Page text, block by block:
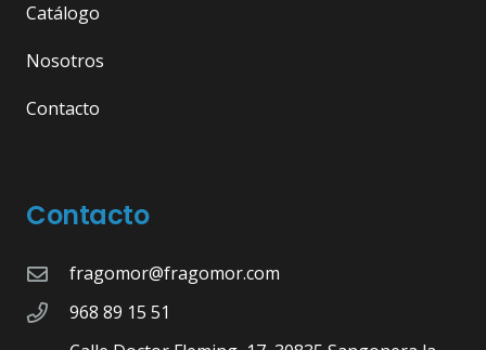
Catálogo
Nosotros
Contacto
Contacto
fragomor@fragomor.com
968 89 15 51